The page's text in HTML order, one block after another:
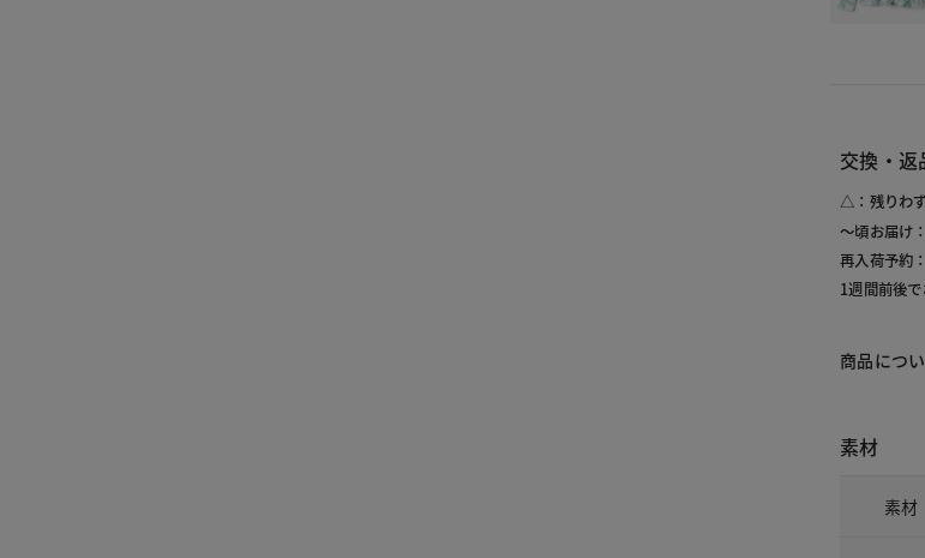
交換・返
△：残りわ
～頃お届け
再入荷予約
1週間前後
商品につ
素材
素材